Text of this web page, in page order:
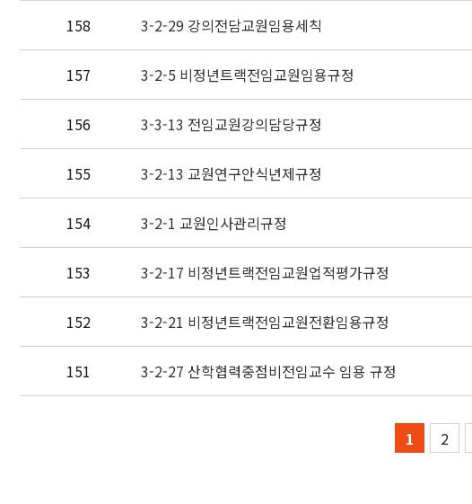
158 3-2-29 강의전담교원임용세칙
157 3-2-5 비정년트랙전임교원임용규정
156 3-3-13 전임교원강의담당규정
155 3-2-13 교원연구안식년제규정
154 3-2-1 교원인사관리규정
153 3-2-17 비정년트랙전임교원업적평가규정
152 3-2-21 비정년트랙전임교원전환임용규정
151 3-2-27 산학협력중점비전임교수 임용 규정
1 2